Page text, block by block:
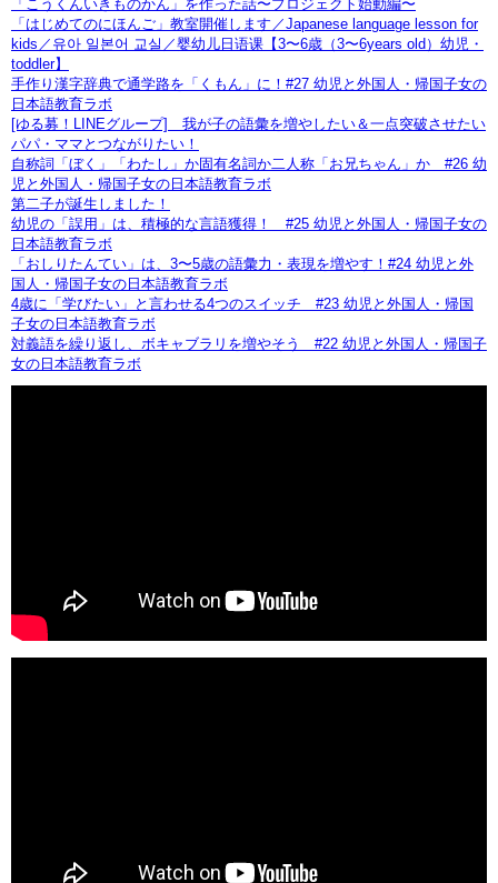
「こうくんいきものかん」を作った話〜プロジェクト始動編〜
「はじめてのにほんご」教室開催します／Japanese language lesson for
kids／유아 일본어 교실／婴幼儿日语课【3〜6歳（3〜6years old）幼児・
toddler】
手作り漢字辞典で通学路を「くもん」に！#27 幼児と外国人・帰国子女の
日本語教育ラボ
[ゆる募！LINEグループ] 我が子の語彙を増やしたい＆一点突破させたい
パパ・ママとつながりたい！
自称詞「ぼく」「わたし」か固有名詞か二人称「お兄ちゃん」か #26 幼
児と外国人・帰国子女の日本語教育ラボ
第二子が誕生しました！
幼児の「誤用」は、積極的な言語獲得！ #25 幼児と外国人・帰国子女の
日本語教育ラボ
「おしりたんてい」は、3〜5歳の語彙力・表現を増やす！#24 幼児と外
国人・帰国子女の日本語教育ラボ
4歳に「学びたい」と言わせる4つのスイッチ #23 幼児と外国人・帰国
子女の日本語教育ラボ
対義語を繰り返し、ボキャブラリを増やそう #22 幼児と外国人・帰国子
女の日本語教育ラボ